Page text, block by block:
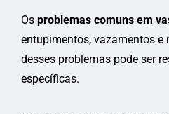
Os problemas comuns em
entupimentos, vazamentos e
desses problemas pode ser
específicas.